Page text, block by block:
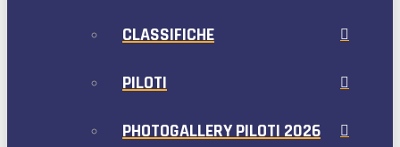
CLASSIFICHE
PILOTI
PHOTOGALLERY PILOTI 2026